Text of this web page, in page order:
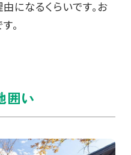
になるくらいです。お
。
囲い